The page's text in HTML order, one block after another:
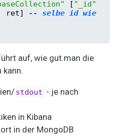
[ "_id"
ret] -- selbe id wie
auf, wie gut man die
kann.
stdout - je nach
in Kibana
in der MongoDB